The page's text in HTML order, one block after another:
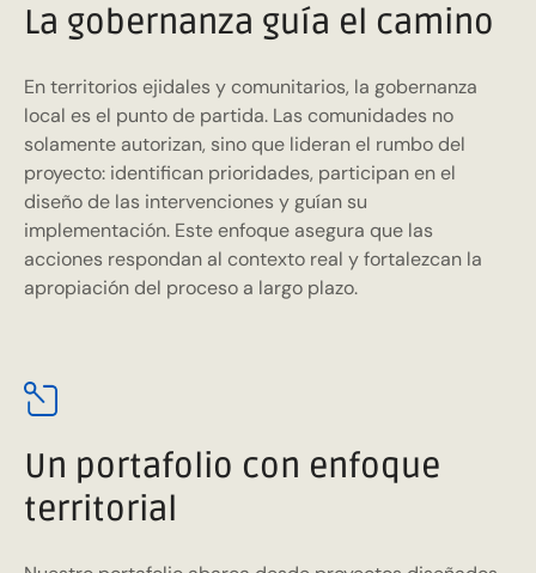
La gobernanza guía el camino
En territorios ejidales y comunitarios, la gobernanza
local es el punto de partida. Las comunidades no
solamente autorizan, sino que lideran el rumbo del
proyecto: identifican prioridades, participan en el
diseño de las intervenciones y guían su
implementación. Este enfoque asegura que las
acciones respondan al contexto real y fortalezcan la
apropiación del proceso a largo plazo.
Un portafolio con enfoque
territorial